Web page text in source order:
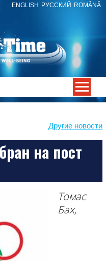
ENGLISH РУССКИЙ ROMÂNĂ
Другие новости
на пост
Томас
Бах,